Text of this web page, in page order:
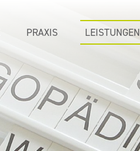
PRAXIS LEISTUNGEN